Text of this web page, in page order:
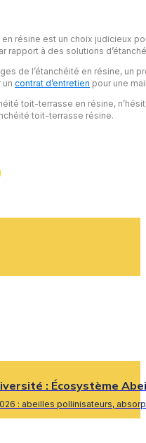
résine est un choix judicieux
rapport à des solutions
de l’étanchéité en résine, un
contrat d’entretien pour une
toit-terrasse en résine,
toit-terrasse résine.
: Écosystème
: abeilles pollinisateurs,